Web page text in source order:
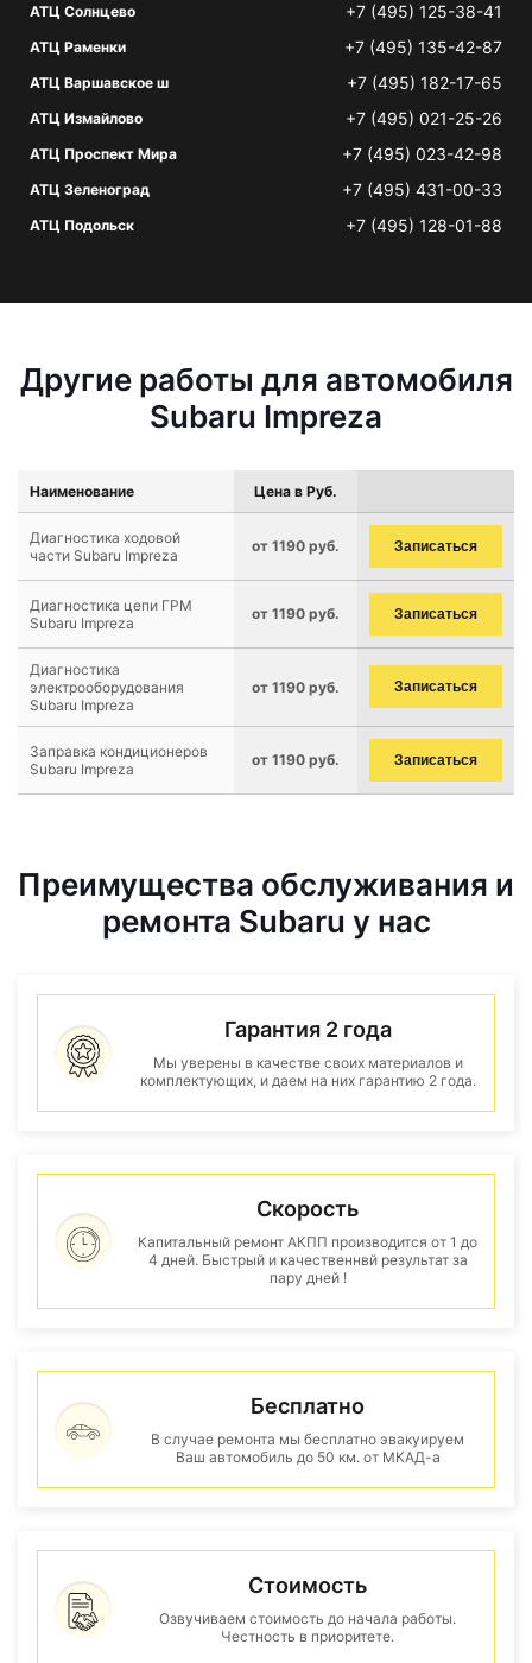
АТЦ Солнцево +7 (495) 125-38-41
АТЦ Раменки +7 (495) 135-42-87
АТЦ Варшавское ш +7 (495) 182-17-65
АТЦ Измайлово +7 (495) 021-25-26
АТЦ Проспект Мира +7 (495) 023-42-98
АТЦ Зеленоград +7 (495) 431-00-33
АТЦ Подольск +7 (495) 128-01-88
Другие работы для автомобиля
Subaru Impreza
Наименование Цена в Руб.
Диагностика ходовой
части Subaru Impreza
от 1190 руб. Записаться
Диагностика цепи ГРМ
Subaru Impreza
от 1190 руб. Записаться
Диагностика
электрооборудования
Subaru Impreza
от 1190 руб. Записаться
Заправка кондиционеров
Subaru Impreza
от 1190 руб. Записаться
Преимущества обслуживания и
ремонта Subaru у нас
Гарантия 2 года
Мы уверены в качестве своих материалов и
комплектующих, и даем на них гарантию 2 года.
Скорость
Капитальный ремонт АКПП производится от 1 до
4 дней. Быстрый и качественнвй результат за
пару дней !
Бесплатно
В случае ремонта мы бесплатно эвакуируем
Ваш автомобиль до 50 км. от МКАД-а
Стоимость
Озвучиваем стоимость до начала работы.
Честность в приоритете.